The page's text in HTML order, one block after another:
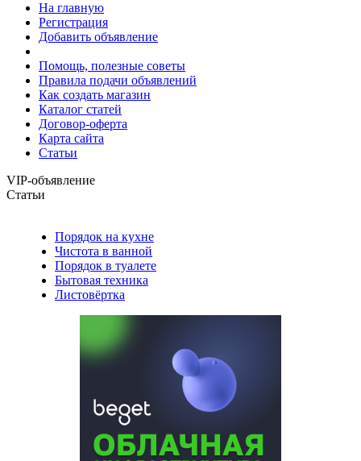
На главную
Регистрация
Добавить объявление
Помощь, полезные советы
Правила подачи объявлений
Как создать магазин
Каталог статей
Договор-оферта
Карта сайта
Статьи
VIP-объявление
Статьи
Порядок на кухне
Чистота в ванной
Порядок в туалете
Бытовая техника
Листовёртка